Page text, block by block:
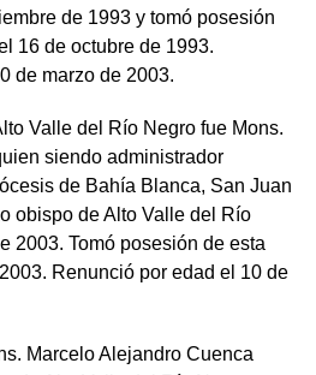
de 1993 y tomó posesión
16 de octubre de 1993.
de marzo de 2003.
Valle del Río Negro fue Mons.
siendo administrador
de Bahía Blanca, San Juan
obispo de Alto Valle del Río
2003. Tomó posesión de esta
Renunció por edad el 10 de
Marcelo Alejandro Cuenca